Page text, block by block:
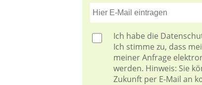
Ich habe die
Ich stimme zu, dass
meiner Anfrage
werden. Hinweis: Sie
Zukunft per E-Mail an